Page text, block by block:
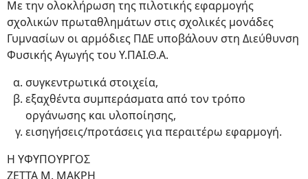
Με την ολοκλήρωση της πιλοτικής εφαρμογής
σχολικών πρωταθλημάτων στις σχολικές μονάδες
Γυμνασίων οι αρμόδιες ΠΔΕ υποβάλουν στη Διεύθυνση
Φυσικής Αγωγής του Υ.ΠΑΙ.Θ.Α.
συγκεντρωτικά στοιχεία,
εξαχθέντα συμπεράσματα από τον τρόπο
οργάνωσης και υλοποίησης,
εισηγήσεις/προτάσεις για περαιτέρω εφαρμογή.
Η ΥΦΥΠΟΥΡΓΟΣ
ΖΕΤΤΑ Μ. ΜΑΚΡΗ